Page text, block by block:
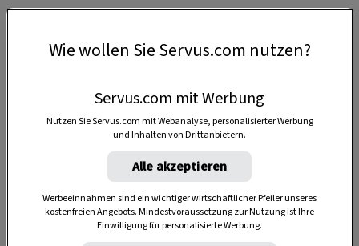
Wie wollen Sie Servus.com nutzen?
Servus.com mit Werbung
Nutzen Sie Servus.com mit Webanalyse, personalisierter Werbung
und Inhalten von Drittanbietern.
Alle akzeptieren
Werbeeinnahmen sind ein wichtiger wirtschaftlicher Pfeiler unseres
kostenfreien Angebots. Mindestvoraussetzung zur Nutzung ist Ihre
Einwilligung für personalisierte Werbung.